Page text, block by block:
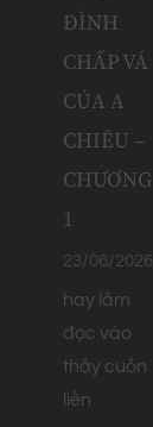
ĐÌNH
CHẤP VÁ
CỦA A
CHIÊU –
CHƯƠNG
1
23/06/2026
hay lắm
đọc vào
thấy cuốn
liền